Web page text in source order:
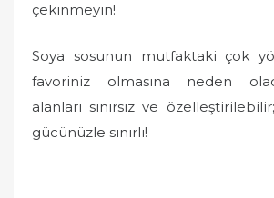
çekinmeyin!
Soya sosunun mutfaktaki çok
favoriniz olmasına neden
alanları sınırsız ve
gücünüzle sınırlı!